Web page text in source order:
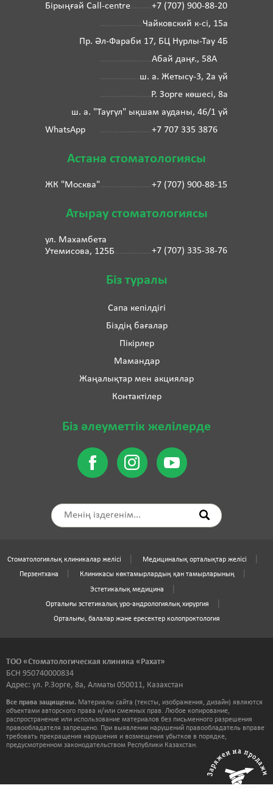
Бірыңғай Call-centre
+7 (707) 900-88-20
Чайковский к-сі, 15а
Пр. Әл-Фараби 17, БЦ Нурлы-Тау 4Б
Абай даңғ., 58А
ш. а. Жетысу-3, 2а үй
Р. Зорге көшесі, 8а
ш. а. "Таугүл" ықшам ауданы, 46/1 үй
WhatsApp
+7 707 335 3876
Астана стоматологиясы
ЖК "Москва" +7 (707) 900-88-15
Атырау стоматологиясы
ул. Махамбета
Утемисова, 125Б
+7 (707) 335-38-76
Біз туралы
Сапа кепілдігі
Біздің бағалар
Пікірлер
Мамандар
Жаңалықтар мен акциялар
Контактілер
Біз әлеуметтік желілерде
Стоматологиялық клиникалар желісі Медициналық орталықтар желісі
Перзентхана Клиникасы көктамырлардың қан тамырларының
Эстетикалық медицина
Орталығы эстетикалық уро-андрологиялық хирургия
Орталығы, балалар және ересектер колопроктология
ТОО «Стоматологическая клиника «Рахат»
БСН 950740000834
Адрес: ул. Р.Зорге, 8а, Алматы 050011, Казахстан
Все права защищены. Материалы сайта (тексты, изображения, дизайн) являются
объектами авторского права и/или смежных прав. Любое копирование,
распространение или использование материалов без письменного разрешения
правообладателя запрещено. При выявлении нарушений правообладатель вправе
требовать прекращения нарушения и возмещения убытков в порядке,
предусмотренном законодательством Республики Казахстан.